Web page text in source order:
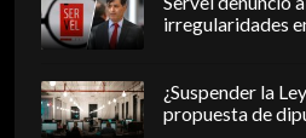
irregularidades
¿Suspender la
propuesta de